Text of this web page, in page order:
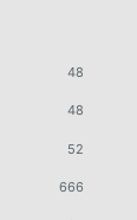
48
48
52
666